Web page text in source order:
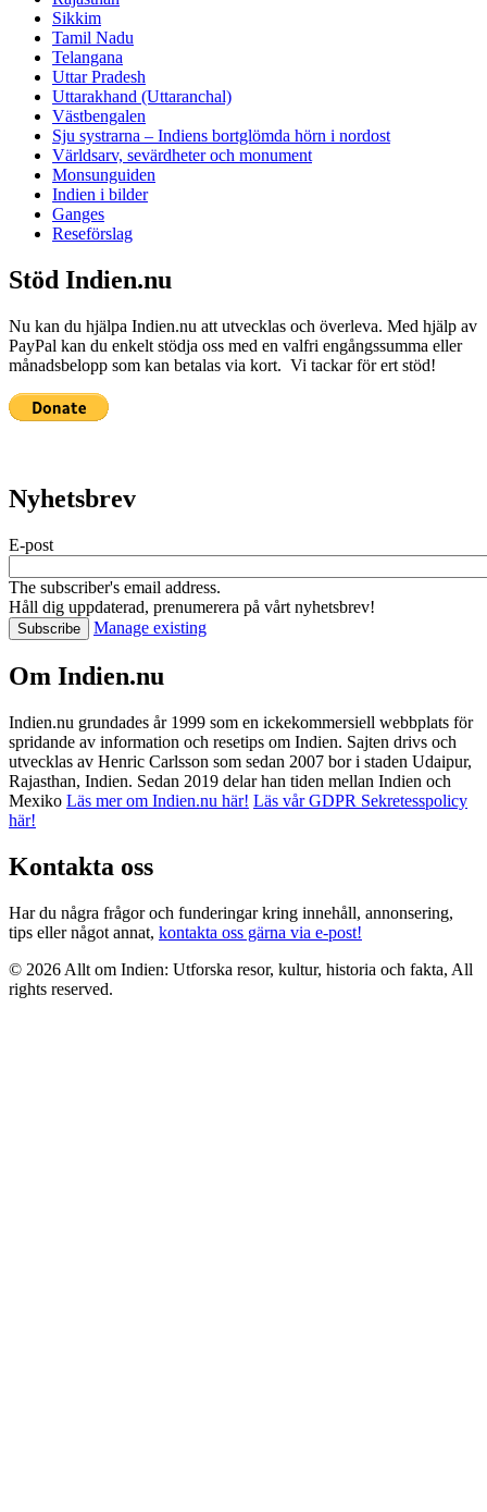
Sikkim
Tamil Nadu
Telangana
Uttar Pradesh
Uttarakhand (Uttaranchal)
Västbengalen
Sju systrarna – Indiens bortglömda hörn i nordost
Världsarv, sevärdheter och monument
Monsunguiden
Indien i bilder
Ganges
Reseförslag
Stöd Indien.nu
Nu kan du hjälpa Indien.nu att utvecklas och överleva. Med hjälp av
PayPal kan du enkelt stödja oss med en valfri engångssumma eller
månadsbelopp som kan betalas via kort. Vi tackar för ert stöd!
Nyhetsbrev
E-post
The subscriber's email address.
Håll dig uppdaterad, prenumerera på vårt nyhetsbrev!
Manage existing
Om Indien.nu
Indien.nu grundades år 1999 som en ickekommersiell webbplats för
spridande av information och resetips om Indien. Sajten drivs och
utvecklas av Henric Carlsson som sedan 2007 bor i staden Udaipur,
Rajasthan, Indien. Sedan 2019 delar han tiden mellan Indien och
Mexiko Läs mer om Indien.nu här! Läs vår GDPR Sekretesspolicy
här!
Kontakta oss
Har du några frågor och funderingar kring innehåll, annonsering,
tips eller något annat, kontakta oss gärna via e-post!
© 2026 Allt om Indien: Utforska resor, kultur, historia och fakta, All
rights reserved.